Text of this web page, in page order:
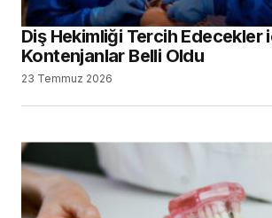
Diş Hekimliği Tercih Edecekler
Kontenjanlar Belli Oldu
23 Temmuz 2026